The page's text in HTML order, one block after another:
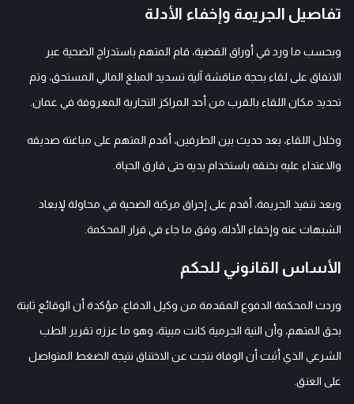
تفاصيل الجريمة وإخفاء الأدلة
وبحسب ما ورد في أوراق القضية، قام المتهم باستدراج الضحية عبر
الاتفاق على لقاء بحجة مناقشة آلية تسديد المبلغ المالي المستحق، وتم
تحديد مكان اللقاء بالقرب من أحد المراكز التجارية المعروفة في عمان.
وخلال اللقاء، بعد حديث بين الطرفين، أقدم المتهم على مباغتة صديقه
والاعتداء عليه بخنقه باستخدام يديه حتى فارق الحياة.
وبعد تنفيذ الجريمة، أقدم على إحراق مركبة الضحية في محاولة لإبعاد
الشبهات عنه وإخفاء الأدلة، وفق ما جاء في قرار المحكمة.
الأساس القانوني للحكم
وردت المحكمة الدفوع المقدمة من وكيل الدفاع، مؤكدة أن الوقائع ثابتة
بحق المتهم، وأن النية الجرمية كانت مبيتة، وهو ما عززه تقرير الطب
الشرعي الذي أثبت أن الوفاة نتجت عن الاختناق نتيجة الضغط المتواصل
على العنق.